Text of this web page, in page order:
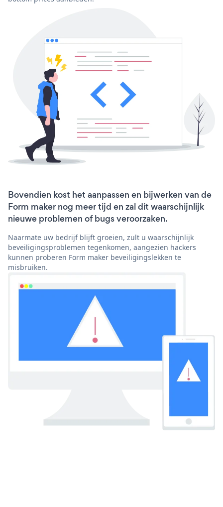
Bovendien kost het aanpassen en bijwerken van de
Form maker nog meer tijd en zal dit waarschijnlijk
nieuwe problemen of bugs veroorzaken.
Naarmate uw bedrijf blijft groeien, zult u waarschijnlijk
beveiligingsproblemen tegenkomen, aangezien hackers
kunnen proberen Form maker beveiligingslekken te
misbruiken.